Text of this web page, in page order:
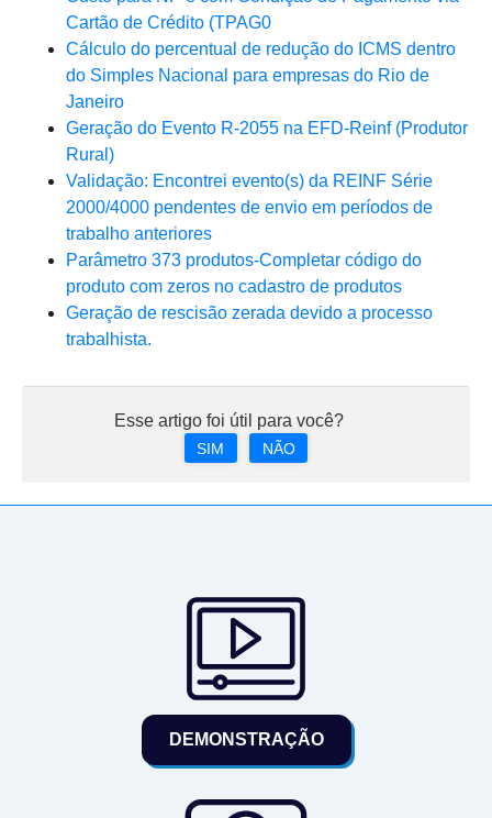
Cartão de Crédito (TPAG0
Cálculo do percentual de redução do ICMS dentro
do Simples Nacional para empresas do Rio de
Janeiro
Geração do Evento R-2055 na EFD-Reinf (Produtor
Rural)
Validação: Encontrei evento(s) da REINF Série
2000/4000 pendentes de envio em períodos de
trabalho anteriores
Parâmetro 373 produtos-Completar código do
produto com zeros no cadastro de produtos
Geração de rescisão zerada devido a processo
trabalhista.
Esse artigo foi útil para você?
SIM NÃO
DEMONSTRAÇÃO